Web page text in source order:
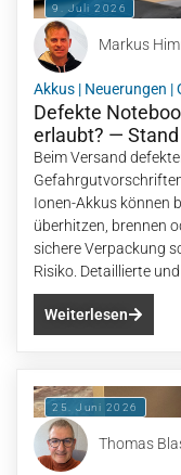
9. Juli 2026
Markus
Akkus | Neuerungen |
Defekte
erlaubt? —
Beim Versand
Ionen-Akkus können
überhitzen, brennen
sichere Verpackung
Risiko. Detaillierte
Weiterlesen
25. Juni 2026
Thomas